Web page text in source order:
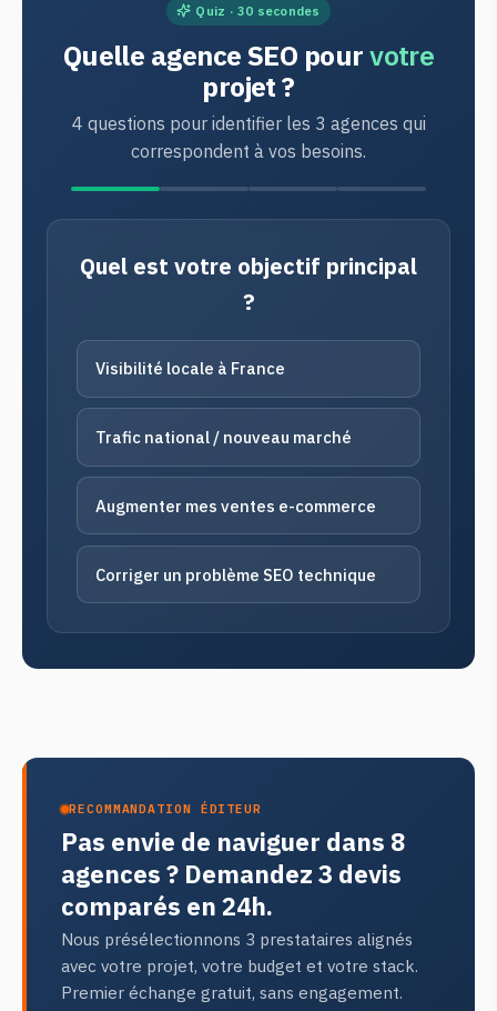
Quiz · 30 secondes
Quelle agence SEO pourvotre
projet ?
4 questions pour identifier les 3 agences qui
correspondent à vos besoins.
Quel est votre objectif principal
?
Visibilité locale à France
Trafic national / nouveau marché
Augmenter mes ventes e-commerce
Corriger un problème SEO technique
RECOMMANDATION ÉDITEUR
Pas envie de naviguer dans 8
agences ? Demandez 3 devis
comparés en 24h.
Nous présélectionnons 3 prestataires alignés
avec votre projet, votre budget et votre stack.
Premier échange gratuit, sans engagement.